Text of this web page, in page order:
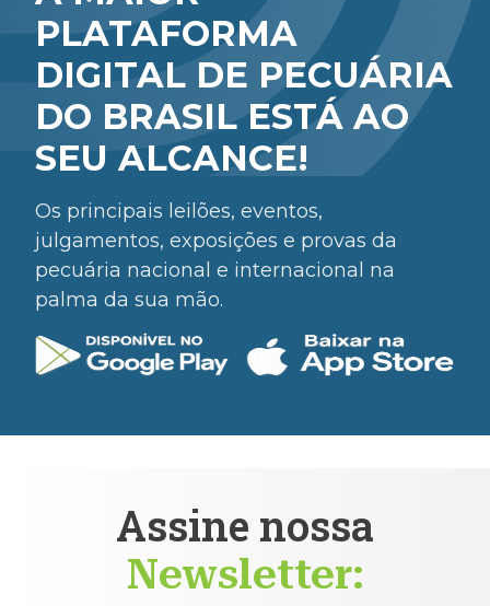
PLATAFORMA
DIGITAL DE PECUÁRIA
DO BRASIL ESTÁ AO
SEU ALCANCE!
Os principais leilões, eventos,
julgamentos, exposições e provas da
pecuária nacional e internacional na
palma da sua mão.
Assine nossa
Newsletter: